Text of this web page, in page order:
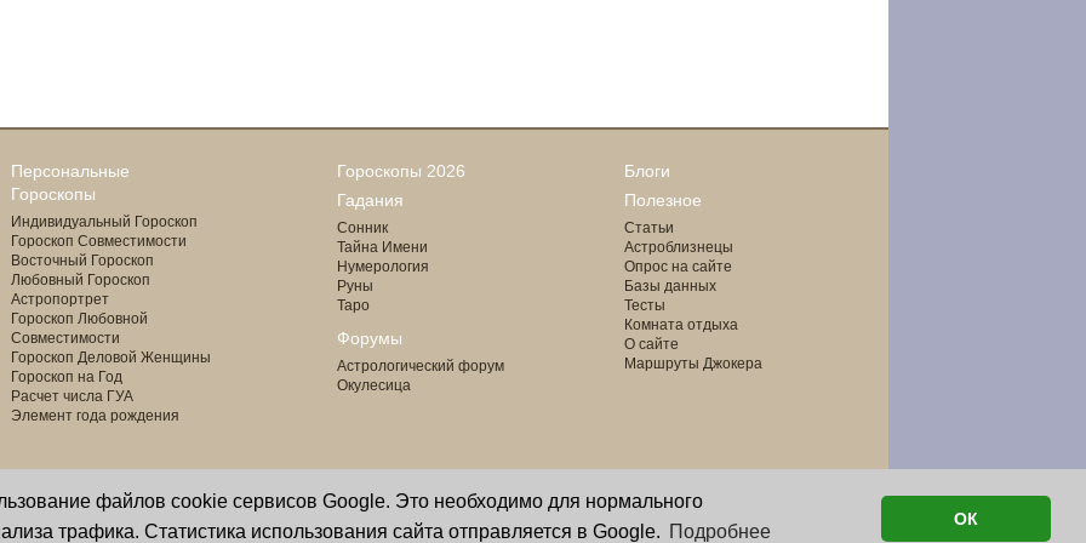
файлов cookie сервисов Google. Это необходимо для нормального
трафика. Статистика использования сайта отправляется в Google. Подробнее
ОК
Персональные
Гороскопы
Индивидуальный Гороскоп
Гороскоп Совместимости
Восточный Гороскоп
Любовный Гороскоп
Астропортрет
Гороскоп Любовной
Совместимости
Гороскоп Деловой Женщины
Гороскоп на Год
Расчет числа ГУА
Элемент года рождения
Гороскопы 2026
Гадания
Сонник
Тайна Имени
Нумерология
Руны
Таро
Форумы
Астрологический форум
Окулесица
Блоги
Полезное
Статьи
Астроблизнецы
Опрос на сайте
Базы данных
Тесты
Комната отдыха
О сайте
Маршруты Джокера
Copyright © 2000 - 2026 Oculus
Все права защищены
астролог И. Звягина
программист Ю. Данилов